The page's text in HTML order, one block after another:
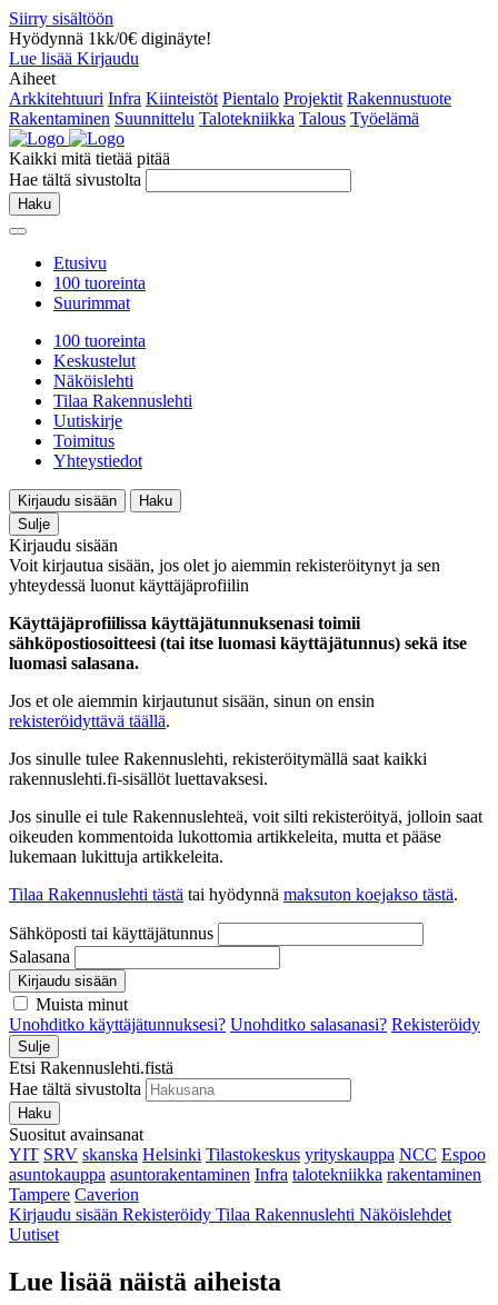
Siirry sisältöön
Hyödynnä 1kk/0€ diginäyte!
Lue lisää Kirjaudu
Aiheet
Arkkitehtuuri Infra Kiinteistöt Pientalo Projektit Rakennustuote
Rakentaminen Suunnittelu Talotekniikka Talous Työelämä
Kaikki mitä tietää pitää
Hae tältä sivustolta
Haku
Etusivu
100 tuoreinta
Suurimmat
100 tuoreinta
Keskustelut
Näköislehti
Tilaa Rakennuslehti
Uutiskirje
Toimitus
Yhteystiedot
Kirjaudu sisään
Haku
Sulje
Kirjaudu sisään
Voit kirjautua sisään, jos olet jo aiemmin rekisteröitynyt ja sen
yhteydessä luonut käyttäjäprofiilin
Käyttäjäprofiilissa käyttäjätunnuksenasi toimii
sähköpostiosoitteesi (tai itse luomasi käyttäjätunnus) sekä itse
luomasi salasana.
Jos et ole aiemmin kirjautunut sisään, sinun on ensin
rekisteröidyttävä täällä.
Jos sinulle tulee Rakennuslehti, rekisteröitymällä saat kaikki
rakennuslehti.fi-sisällöt luettavaksesi.
Jos sinulle ei tule Rakennuslehteä, voit silti rekisteröityä, jolloin saat
oikeuden kommentoida lukottomia artikkeleita, mutta et pääse
lukemaan lukittuja artikkeleita.
Tilaa Rakennuslehti tästä tai hyödynnä maksuton koejakso tästä.
Sähköposti tai käyttäjätunnus
Salasana
Kirjaudu sisään
Muista minut
Unohditko käyttäjätunnuksesi? Unohditko salasanasi? Rekisteröidy
Sulje
Etsi Rakennuslehti.fistä
Hae tältä sivustolta
Haku
Suositut avainsanat
YIT SRV skanska Helsinki Tilastokeskus yrityskauppa NCC Espoo
asuntokauppa asuntorakentaminen Infra talotekniikka rakentaminen
Tampere Caverion
Kirjaudu sisään Rekisteröidy Tilaa Rakennuslehti Näköislehdet
Uutiset
Lue lisää näistä aiheista